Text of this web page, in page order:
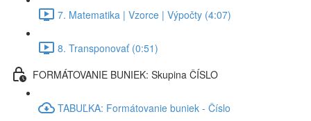
7. Matematika | Vzorce | Výpočty (4:07)
8. Transponovať (0:51)
FORMÁTOVANIE BUNIEK: Skupina ČÍSLO
TABUĽKA: Formátovanie buniek - Číslo